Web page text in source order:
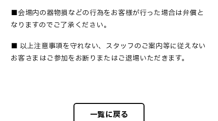
■会場内の器物損などの行為をお客様が行った場合は弁償と
なりますのでご了承ください。
■ 以上注意事項を守れない、スタッフのご案内等に従えない
お客さまはご参加をお断りまたはご退場いただきます。
一覧に戻る